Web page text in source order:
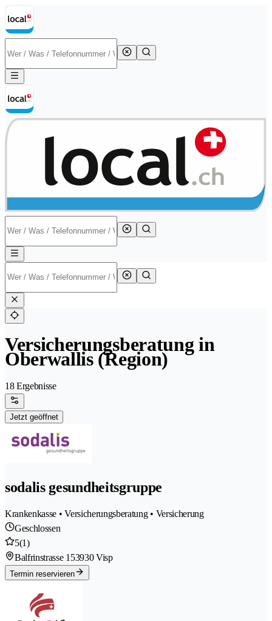
Versicherungsberatung in
Oberwallis (Region)
18 Ergebnisse
Jetzt geöffnet
sodalis gesundheitsgruppe
Krankenkasse • Versicherungsberatung • Versicherung
Geschlossen
5(1)
Balfrinstrasse 153930 Visp
Termin reservieren